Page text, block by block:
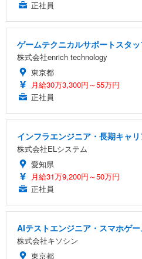
正社員
ゲームテクニカルサポートスタ
株式会社enrich technology
東京都
月給30万3,300円～55万円
正社員
インフラエンジニア・長期キャ
株式会社ELシステム
愛知県
月給31万9,200円～50万円
正社員
AIテストエンジニア・スマホゲ
株式会社キソシン
東京都